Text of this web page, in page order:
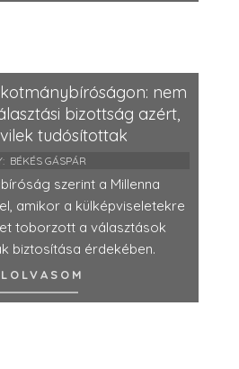
nem
bizottság azért,
tudósítottak
BÉKÉS GÁSPÁR
szerint a Millenna
amikor a külképviseletekre
toborzott a választások
biztosítása érdekében.